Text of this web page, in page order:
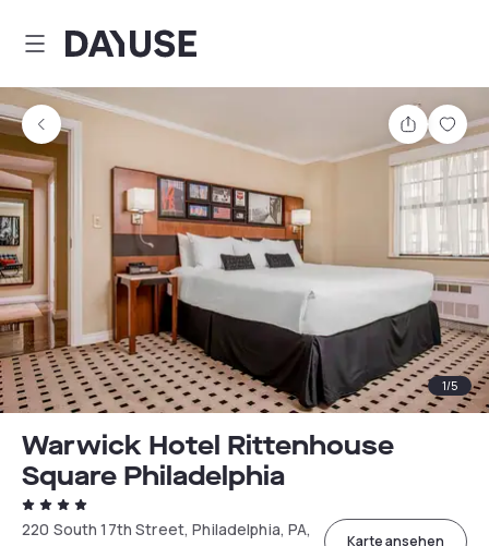
Dayuse
Teilen
1/5
Warwick Hotel Rittenhouse
Square Philadelphia
220 South 17th Street, Philadelphia, PA,
Karte ansehen